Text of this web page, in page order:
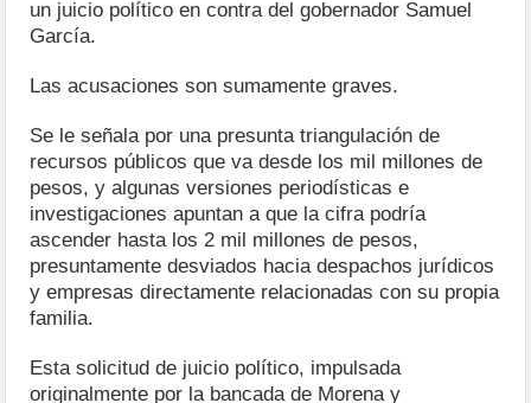
un juicio político en contra del gobernador Samuel
García.
Las acusaciones son sumamente graves.
Se le señala por una presunta triangulación de
recursos públicos que va desde los mil millones de
pesos, y algunas versiones periodísticas e
investigaciones apuntan a que la cifra podría
ascender hasta los 2 mil millones de pesos,
presuntamente desviados hacia despachos jurídicos
y empresas directamente relacionadas con su propia
familia.
Esta solicitud de juicio político, impulsada
originalmente por la bancada de Morena y